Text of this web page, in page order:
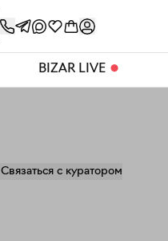
BIZAR LIVE ⬤
Связаться с куратором